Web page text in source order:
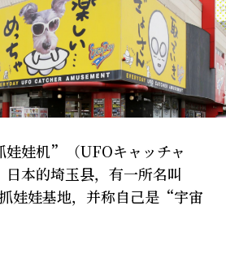
繁體中文
ภาษาไทย
한국어
日本語
网站政策
娃机”（UFOキャッチャ
本的埼玉县，有一所名叫
娃娃基地，并称自己是“宇宙